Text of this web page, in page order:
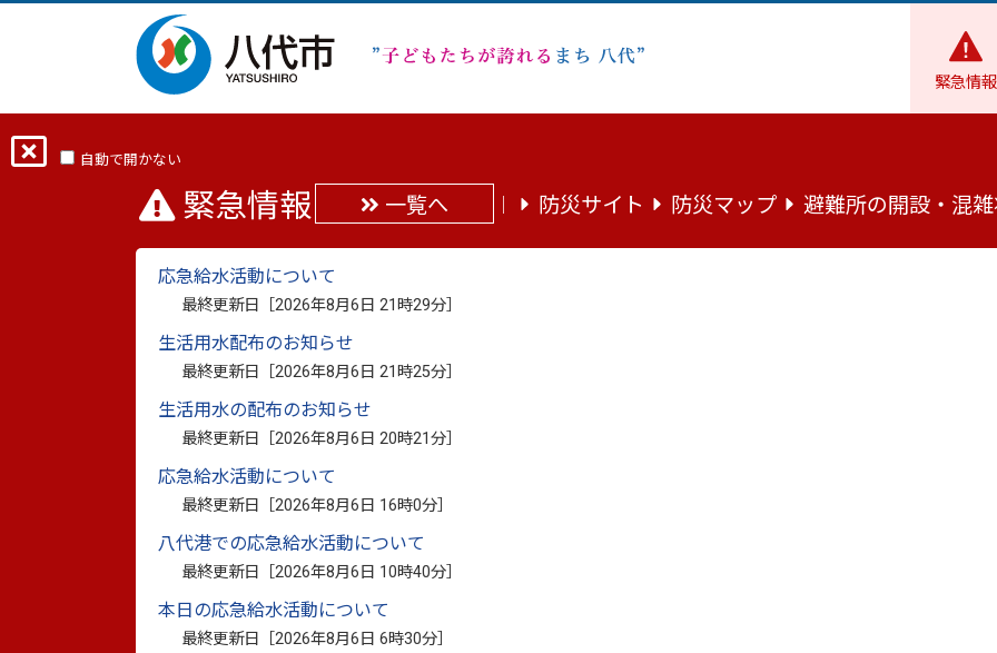
緊急情報
自動で開かない
緊急情報 一覧へ 防災サイト 防災マップ 避難所の開設・混
応急給水活動について
最終更新日［2026年8月6日 21時29分
生活用水配布のお知らせ
最終更新日［2026年8月6日 21時25分
生活用水の配布のお知らせ
最終更新日［2026年8月6日 20時21分
応急給水活動について
最終更新日［2026年8月6日 16時0分
八代港での応急給水活動について
最終更新日［2026年8月6日 10時40分
本日の応急給水活動について
最終更新日［2026年8月6日 6時30分
令和3年8月29日八代市長選挙及び八代市議会議員一般選挙投
開票結果
最終更新日：2021年12月3日 印刷
投開票結果はこちらのファイルをご覧ください。